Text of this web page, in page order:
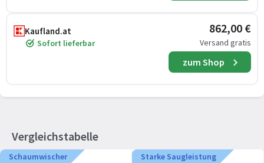
Kaufland.at
Sofort lieferbar
862,00 €
Versand gratis
zum Shop
Vergleichstabelle
Schaumwischer Starke Saugleistung